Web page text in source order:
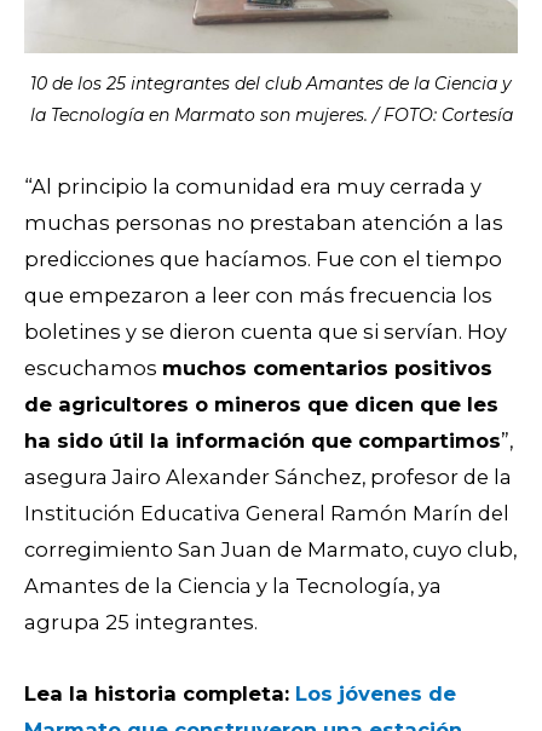
10 de los 25 integrantes del club Amantes de la Ciencia y
la Tecnología en Marmato son mujeres. / FOTO: Cortesía
“Al principio la comunidad era muy cerrada y
muchas personas no prestaban atención a las
predicciones que hacíamos. Fue con el tiempo
que empezaron a leer con más frecuencia los
boletines y se dieron cuenta que si servían. Hoy
escuchamos muchos comentarios positivos
de agricultores o mineros que dicen que les
ha sido útil la información que compartimos”,
asegura Jairo Alexander Sánchez, profesor de la
Institución Educativa General Ramón Marín del
corregimiento San Juan de Marmato, cuyo club,
Amantes de la Ciencia y la Tecnología, ya
agrupa 25 integrantes.
Lea la historia completa: Los jóvenes de